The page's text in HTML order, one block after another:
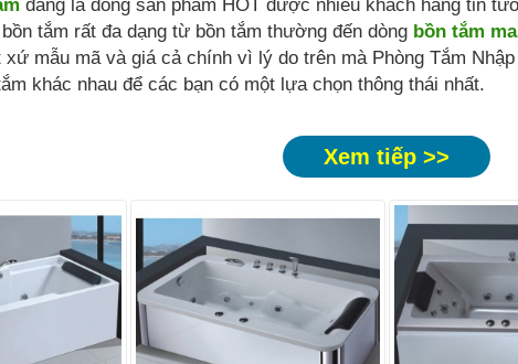
đang là dòng sản phẩm HOT được nhiều khách hàng tin
tắm rất đa dạng từ bồn tắm thường đến dòng bồn tắm
xứ mẫu mã và giá cả chính vì lý do trên mà Phòng Tắm
khác nhau để các bạn có một lựa chọn thông thái nhất.
Xem tiếp >>